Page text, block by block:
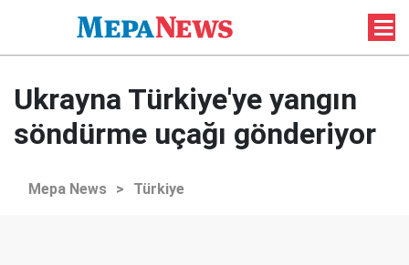
Ukrayna Türkiye'ye yangın
söndürme uçağı gönderiyor
Mepa News > Türkiye